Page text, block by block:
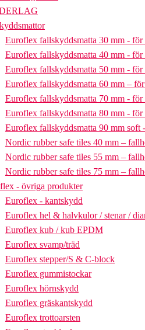
Euroflex fallskyddsmatta 30 mm -
Euroflex fallskyddsmatta 40 mm -
Euroflex fallskyddsmatta 50 mm -
Euroflex fallskyddsmatta 60 mm –
Euroflex fallskyddsmatta 70 mm -
Euroflex fallskyddsmatta 80 mm -
Euroflex fallskyddsmatta 90 mm soft
Nordic rubber safe tiles 40 mm –
Nordic rubber safe tiles 55 mm –
Nordic rubber safe tiles 75 mm –
- övriga produkter
Euroflex - kantskydd
Euroflex hel & halvkulor / stenar /
Euroflex kub / kub EPDM
Euroflex svamp/träd
Euroflex stepper/S & C-block
Euroflex gummistockar
Euroflex hörnskydd
Euroflex gräskantskydd
Euroflex trottoarsten